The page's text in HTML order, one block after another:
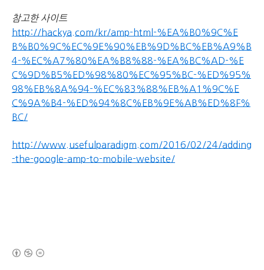
참고한 사이트
http://hackya.com/kr/amp-html-%EA%B0%9C%E
B%B0%9C%EC%9E%90%EB%9D%BC%EB%A9%B
4-%EC%A7%80%EA%B8%88-%EA%BC%AD-%E
C%9D%B5%ED%98%80%EC%95%BC-%ED%95%
98%EB%8A%94-%EC%83%88%EB%A1%9C%E
C%9A%B4-%ED%94%8C%EB%9E%AB%ED%8F%
BC/
http://www.usefulparadigm.com/2016/02/24/adding
-the-google-amp-to-mobile-website/